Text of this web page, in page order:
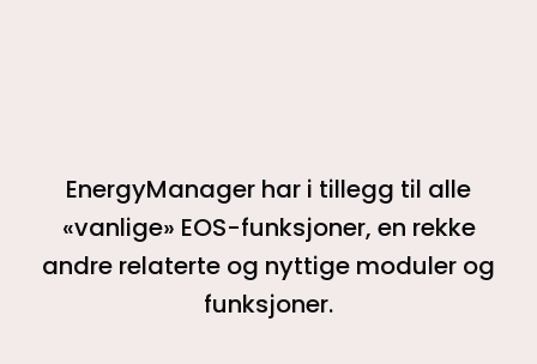
EnergyManager har i tillegg til alle
«vanlige» EOS-funksjoner, en rekke
andre relaterte og nyttige moduler og
funksjoner.